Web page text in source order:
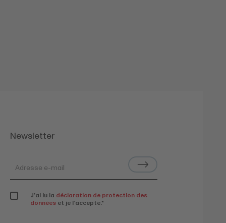
Newsletter
J’ai lu la déclaration de protection des
données et je l’accepte.*